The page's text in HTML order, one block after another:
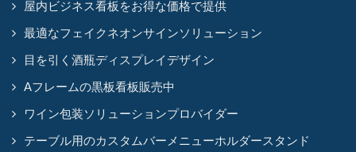
屋内ビジネス看板をお得な価格で提供
最適なフェイクネオンサインソリューション
目を引く酒瓶ディスプレイデザイン
Aフレームの黒板看板販売中
ワイン包装ソリューションプロバイダー
テーブル用のカスタムバーメニューホルダースタンド